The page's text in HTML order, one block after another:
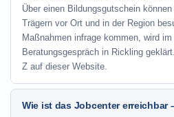
Über einen Bildungsgutschein
Trägern vor Ort und in der Region
Maßnahmen infrage kommen, wird
Beratungsgespräch in Rickling
Z auf dieser Website.
Wie ist das Jobcenter erreichbar